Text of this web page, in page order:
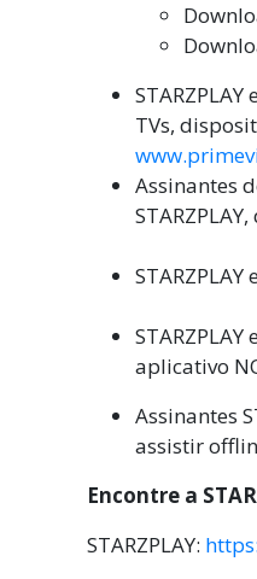
D
TVs,
Assinantes
STARZPLAY,
STARZPLAY
STARZPLAY
aplicativo
Assinantes
assistir
Encontre a
STARZPLAY: